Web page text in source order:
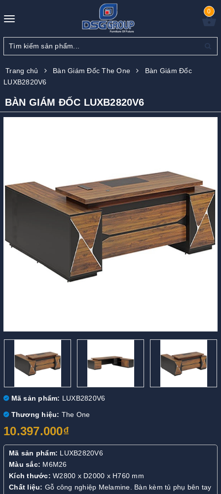
Toggle
0
Trang chủ Bàn Giám Đốc The One
Bàn Giám Đốc
LUXB2820V6
BÀN GIÁM ĐỐC LUXB2820V6
Mã sản phẩm: LUXB2820V6
Thương hiệu: The One
10.397.000₫
Mã sản phẩm: LUXB2820V6
Màu sắc: M6M26
Kích thước: W2800 x D2000 x H760 mm
Chất liệu: Gỗ công nghiệp Melamine. Bàn kèm tủ phụ bên tay